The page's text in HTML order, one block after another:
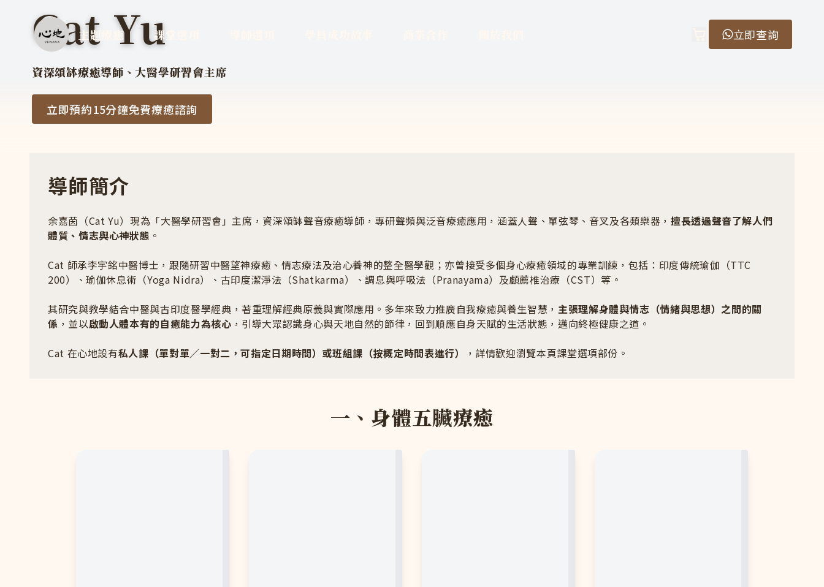
主題療癒 課堂選項 購物車 立即查詢
Cat Yu
資深頌缽療癒導師、大醫學研習會主席
立即預約15分鐘免費療癒諮詢
導師簡介
余嘉茵（Cat Yu）現為「大醫學研習會」主席，資深頌缽聲音療癒導師，專研聲頻與泛音療癒應用，涵蓋人聲、單弦琴、音叉及各類樂器， 擅長透過聲音了解人們
體質、情志與心神狀態 。
Cat 師承李宇銘中醫博士，跟隨研習中醫望神療癒、情志療法及治心養神的整全醫學觀；亦曾接受多個身心療癒領域的專業訓練，包括：印度傳統瑜伽（TTC
200）、瑜伽休息術（Yoga Nidra）、古印度潔淨法（Shatkarma）、調息與呼吸法（Pranayama）及顱薦椎治療（CST）等。
其研究與教學結合中醫與古印度醫學經典，著重理解經典原義與實際應用。多年來致力推廣自我療癒與養生智慧，主張理解身體與情志（情緒與思想）之間的關
係 ，並以啟動人體本有的自癒能力為核心 ，引導大眾認識身心與天地自然的節律，回到順應自身天賦的生活狀態，邁向終極健康之道。
Cat 在心地設有私人課（單對單／一對二，可指定日期時間）或班組課（按概定時間表進行） ，詳情歡迎瀏覽本頁課堂選項部份。
一、身體五臟療癒